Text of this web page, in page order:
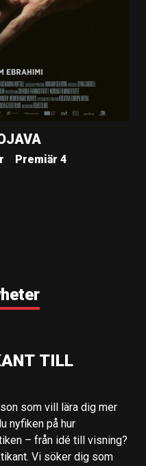
Premiär 4
TILL
som vill lära dig mer
nyfiken på hur
– från idé till visning?
Vi söker dig som